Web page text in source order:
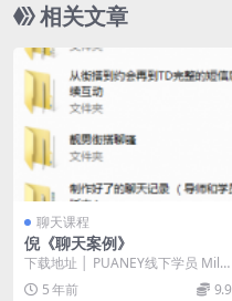
相关文章
聊天课程
倪《聊天案例》
下载地址 │ PUANEY线下学员 Milk
街搭后续短信聊天.jpg │ ├─1...
5 年前 9.9